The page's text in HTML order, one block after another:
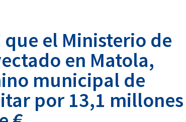
que el Ministerio de
en Matola,
municipal de
por 13,1 millones